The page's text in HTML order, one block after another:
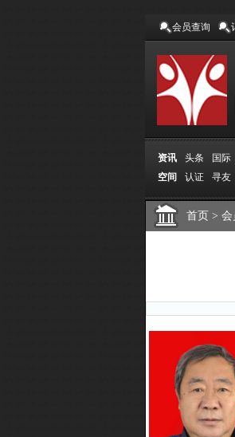
会员查询
资讯 头条 国际
空间
认证 寻友
首页 > 会